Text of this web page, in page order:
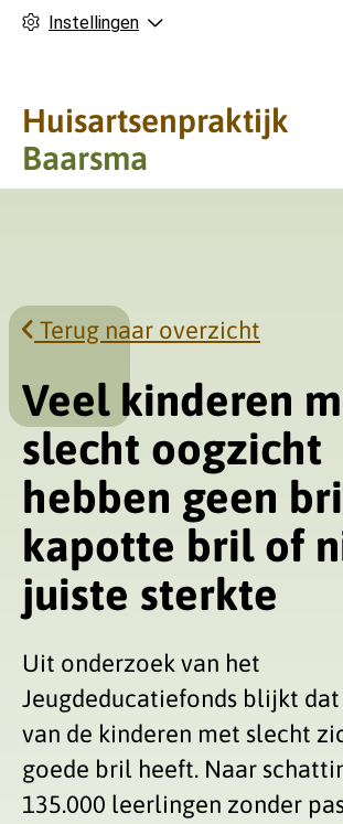
Instellingen
Huisartsenpraktijk
Baarsma
Terug naar overzicht
Veel kinderen
slecht oogzicht
hebben geen
kapotte bril of
juiste sterkte
Uit onderzoek van het
Jeugdeducatiefonds blijkt
van de kinderen met slecht
goede bril heeft. Naar
135.000 leerlingen zonder